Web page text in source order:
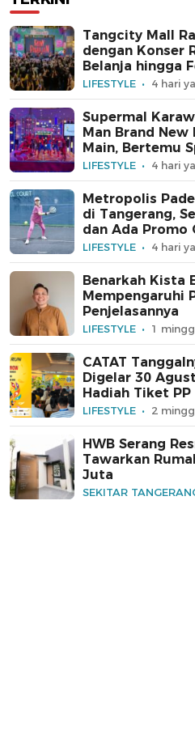
Tangcity Mall
dengan Konser
Belanja hingga
LIFESTYLE 4 hari
Supermal
Man Brand New
Main, Bertemu
LIFESTYLE 4 hari
Metropolis
di Tangerang,
dan Ada Promo
LIFESTYLE 4 hari
Benarkah Kista
Mempengaruhi
Penjelasannya
LIFESTYLE 1
CATAT
Digelar 30
Hadiah Tiket
LIFESTYLE 2
HWB Serang
Tawarkan
Juta
SEKITAR